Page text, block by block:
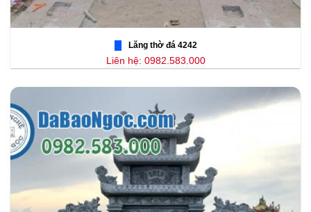
Lăng thờ đá 4242
Liên hệ: 0982.583.000